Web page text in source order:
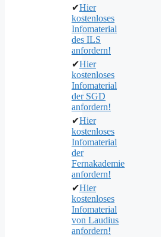
✔Hier
kostenloses
Infomaterial
des ILS
anfordern!
✔Hier
kostenloses
Infomaterial
der SGD
anfordern!
✔Hier
kostenloses
Infomaterial
der
Fernakademie
anfordern!
✔Hier
kostenloses
Infomaterial
von Laudius
anfordern!